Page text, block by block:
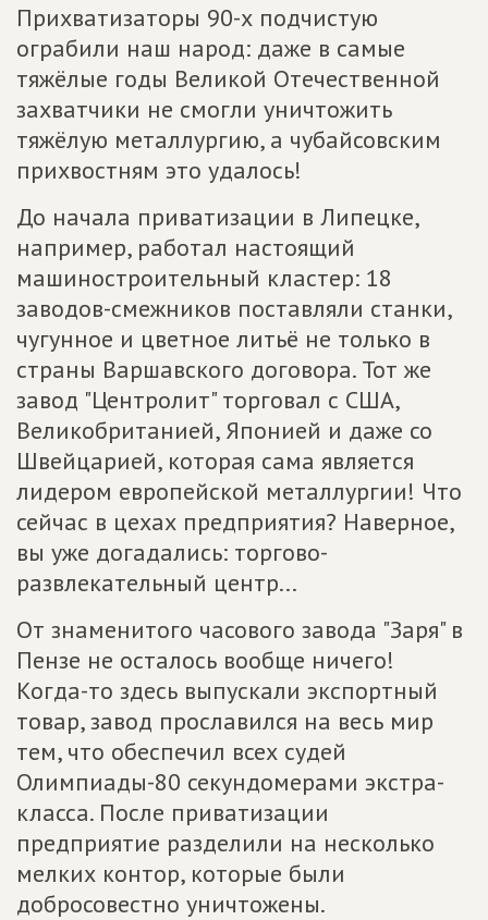
Прихватизаторы 90-х подчистую
ограбили наш народ: даже в самые
тяжёлые годы Великой Отечественной
захватчики не смогли уничтожить
тяжёлую металлургию, а чубайсовским
прихвостням это удалось!
До начала приватизации в Липецке,
например, работал настоящий
машиностроительный кластер: 18
заводов-смежников поставляли станки,
чугунное и цветное литьё не только в
страны Варшавского договора. Тот же
завод "Центролит" торговал с США,
Великобританией, Японией и даже со
Швейцарией, которая сама является
лидером европейской металлургии! Что
сейчас в цехах предприятия? Наверное,
вы уже догадались: торгово-
развлекательный центр...
От знаменитого часового завода "Заря" в
Пензе не осталось вообще ничего!
Когда-то здесь выпускали экспортный
товар, завод прославился на весь мир
тем, что обеспечил всех судей
Олимпиады-80 секундомерами экстра-
класса. После приватизации
предприятие разделили на несколько
мелких контор, которые были
добросовестно уничтожены.